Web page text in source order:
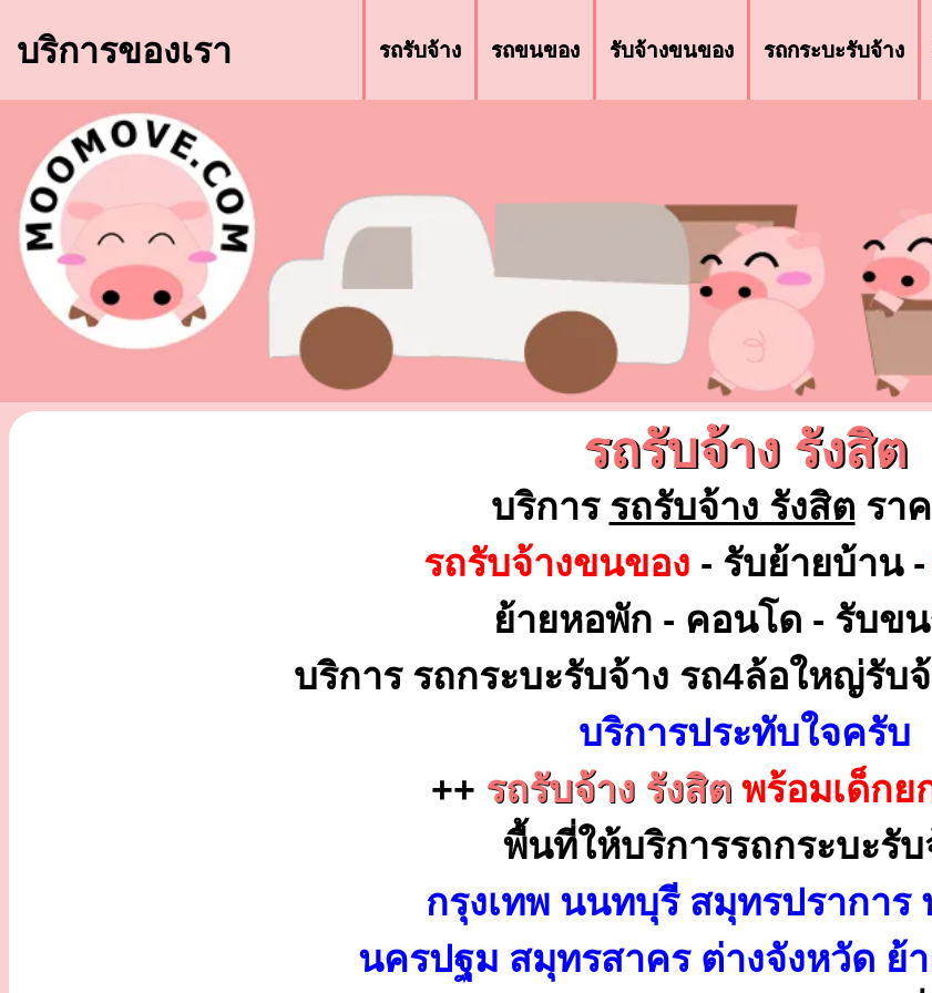
บริการของเรา รถรับจ้าง รถขนของ รับจ้างขนของ รถกระบะรับจ้าง
รถรับจ้าง รังสิต
บริการ รถรับจ้าง รังสิต รา
รถรับจ้างขนของ - รับย้ายบ้าน -
ย้ายหอพัก - คอนโด - รับข
บริการ รถกระบะรับจ้าง รถ4ล้อใหญ่รับ
บริการประทับใจครับ
++ รถรับจ้าง รังสิต พร้อมเด็กย
พื้นที่ให้บริการรถกระบะรับ
กรุงเทพ นนทบุรี สมุทรปราการ
นครปฐม สมุทรสาคร ต่างจังหวัด ย้